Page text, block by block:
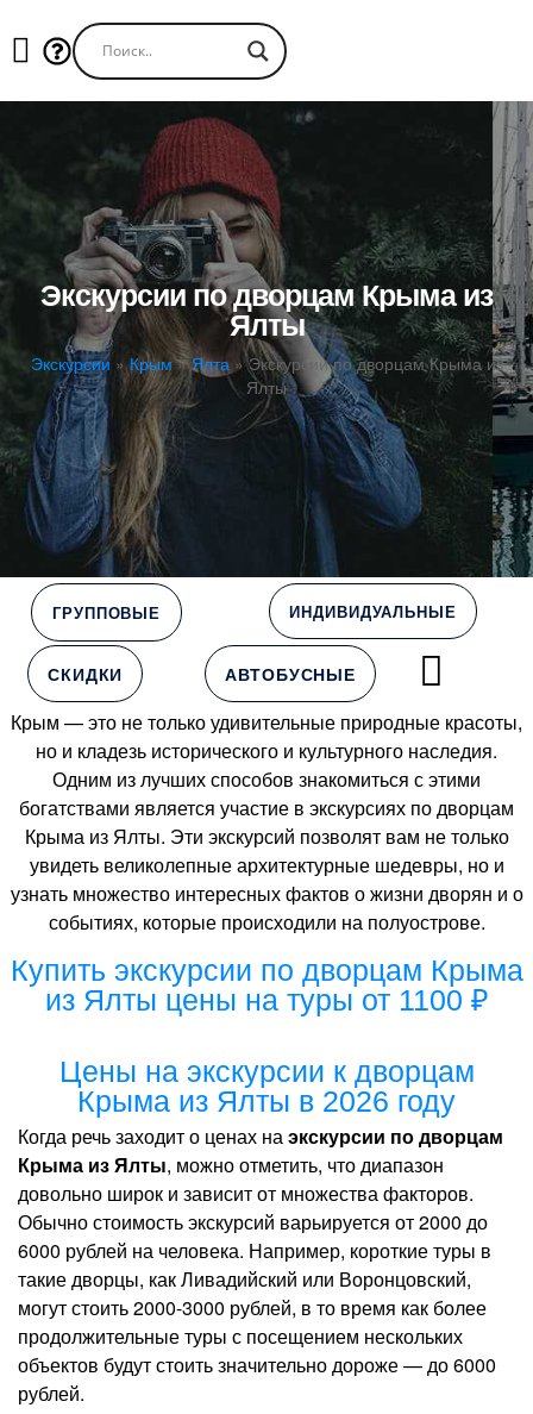
Экскурсии по дворцам Крыма из
Ялты
Экскурсии »Крым»Ялта»Экскурсии по дворцам Крыма из
Ялты
ГРУППОВЫЕ ИНДИВИДУАЛЬНЫЕ
СКИДКИ АВТОБУСНЫЕ
Крым — это не только удивительные природные красоты,
но и кладезь исторического и культурного наследия.
Одним из лучших способов знакомиться с этими
богатствами является участие в экскурсиях по дворцам
Крыма из Ялты. Эти экскурсий позволят вам не только
увидеть великолепные архитектурные шедевры, но и
узнать множество интересных фактов о жизни дворян и о
событиях, которые происходили на полуострове.
Купить экскурсии по дворцам Крыма
из Ялты цены на туры от 1100 ₽
Цены на экскурсии к дворцам
Крыма из Ялты в 2026 году
Когда речь заходит о ценах наэкскурсии по дворцам
Крыма из Ялты, можно отметить, что диапазон
довольно широк и зависит от множества факторов.
Обычно стоимость экскурсий варьируется от 2000 до
6000 рублей на человека. Например, короткие туры в
такие дворцы, как Ливадийский или Воронцовский,
могут стоить 2000-3000 рублей, в то время как более
продолжительные туры с посещением нескольких
объектов будут стоить значительно дороже — до 6000
рублей.